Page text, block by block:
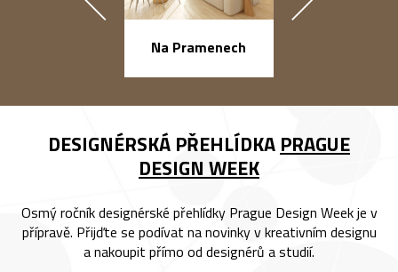
Na Pramenech
DESIGNÉRSKÁ PŘEHLÍDKA PRAGUE
DESIGN WEEK
Osmý ročník designérské přehlídky Prague Design Week je v
přípravě. Přijďte se podívat na novinky v kreativním designu
a nakoupit přímo od designérů a studií.